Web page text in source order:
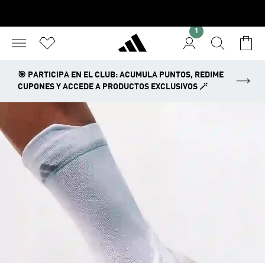
🎯 PARTICIPA EN EL CLUB: ACUMULA PUNTOS, REDIME
CUPONES Y ACCEDE A PRODUCTOS EXCLUSIVOS 🪄